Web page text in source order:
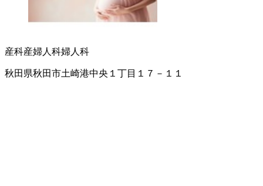
産科産婦人科婦人科
秋田県秋田市土崎港中央１丁目１７－１１